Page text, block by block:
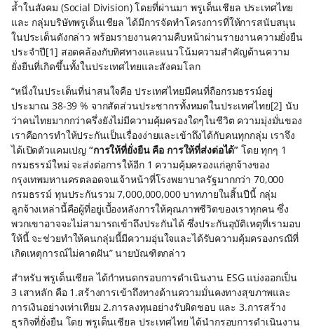
ล้ำในสังคม (Social Division) โดยที่ผ่านมา พรูเด็นเชียล ประเทศไทย
และ กลุ่มบริษัทพรูเด็นเชียล ได้มีการจัดทำโครงการที่ให้การสนับสนุน
ในประเด็นดังกล่าว พร้อมรายงานความคืบหน้าผ่านรายงานความยั่งยืน
ประจำปี[1] สอดคล้องกับทิศทางและแนวโน้มความสำคัญด้านความ
ยั่งยืนที่เกิดขึ้นทั้งในประเทศไทยและสังคมโลก
“หนึ่งในประเด็นที่น่าสนใจคือ ประเทศไทยมีคนที่ถือกรมธรรม์อยู่
ประมาณ 38-39 % จากสัดส่วนประชากรทั้งหมดในประเทศไทย[2] นับ
ว่าคนไทยมากกว่าครึ่งยังไม่มีความคุ้มครองใดๆในชีวิต ความมุ่งมั่นของ
เราคือการทำให้ประกันเป็นเรื่องง่ายและเข้าถึงได้กับคนทุกกลุ่ม เราจึง
ได้เปิดตัวแคมเปญ“การให้ที่ยั่งยืน คือ การให้ที่ส่งต่อได้” โดย ทุกๆ 1
กรมธรรม์ใหม่ จะส่งต่อการให้อีก 1 ความคุ้มครองแก่ลูกจ้างของ
กรุงเทพมหานครตลอดจนเจ้าหน้าที่โรงพยาบาลรัฐมากกว่า 70,000
กรมธรรม์ ทุนประกันรวม 7,000,000,000 บาทภายในสิ้นปีนี้ กลุ่ม
ลูกจ้างเหล่านี้คือผู้ที่อยู่เบื้องหลังการให้คุณภาพชีวิตของเราทุกคน ซึ่ง
พวกเขาอาจจะไม่สามารถเข้าถึงประกันได้ ซึ่งประกันอุบัติเหตุที่เรามอบ
ให้นี้ จะช่วยทำให้คนกลุ่มนี้มีความอุ่นใจและได้รับความคุ้มครองกรณีที่
เกิดเหตุการณ์ไม่คาดฝัน” นายบัณฑิตกล่าว
สำหรับ พรูเด็นเชียล ได้กำหนดกรอบการดำเนินงาน ESG แบ่งออกเป็น
3 เสาหลัก คือ 1.สร้างการเข้าถึงทางด้านความมั่นคงทางสุขภาพและ
การเงินอย่างเท่าเทียม 2.การลงทุนอย่างรับผิดชอบ และ 3.การสร้าง
ธุรกิจที่ยั่งยืน โดย พรูเด็นเชียล ประเทศไทย ได้นำกรอบการดำเนินงาน